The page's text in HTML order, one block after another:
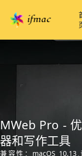
MWeb Pro -
器和写作工具
兼容性：macOS 10.13